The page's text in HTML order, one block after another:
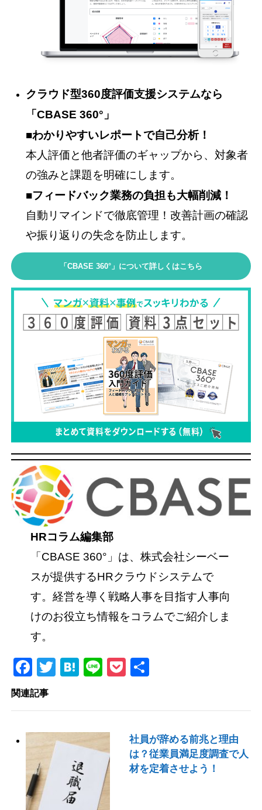
クラウド型360度評価支援システムなら
「CBASE 360°」
■わかりやすいレポートで自己分析！
本人評価と他者評価のギャップから、対象者
の強みと課題を明確にします。
■フィードバック業務の負担も大幅削減！
自動リマインドで徹底管理！改善計画の確認
や振り返りの失念を防止します。
「CBASE 360°」について詳しくはこちら
HRコラム編集部
「CBASE 360°」は、株式会社シーベー
スが提供するHRクラウドシステムで
す。経営を導く戦略人事を目指す人事向
けのお役立ち情報をコラムでご紹介しま
す。
Facebook
Twitter
Hatena
LinePocket
関連記事
社員が辞める前兆と理由
は？従業員満足度調査で人
材を定着させよう！